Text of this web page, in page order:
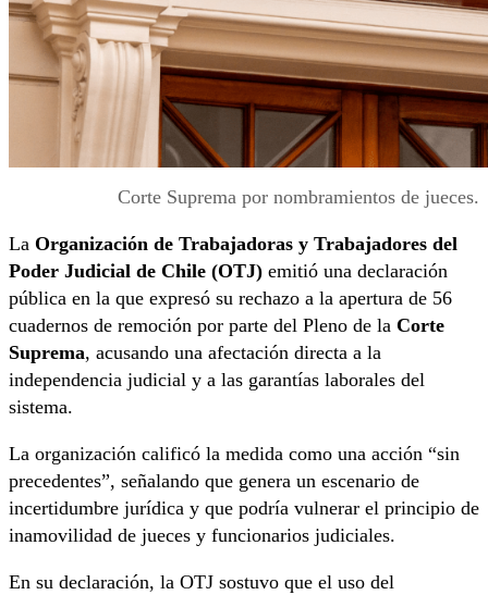
Corte Suprema por nombramientos de jueces.
La Organización de Trabajadoras y Trabajadores del
Poder Judicial de Chile (OTJ) emitió una declaración
pública en la que expresó su rechazo a la apertura de 56
cuadernos de remoción por parte del Pleno de la Corte
Suprema, acusando una afectación directa a la
independencia judicial y a las garantías laborales del
sistema.
La organización calificó la medida como una acción “sin
precedentes”, señalando que genera un escenario de
incertidumbre jurídica y que podría vulnerar el principio de
inamovilidad de jueces y funcionarios judiciales.
En su declaración, la OTJ sostuvo que el uso del